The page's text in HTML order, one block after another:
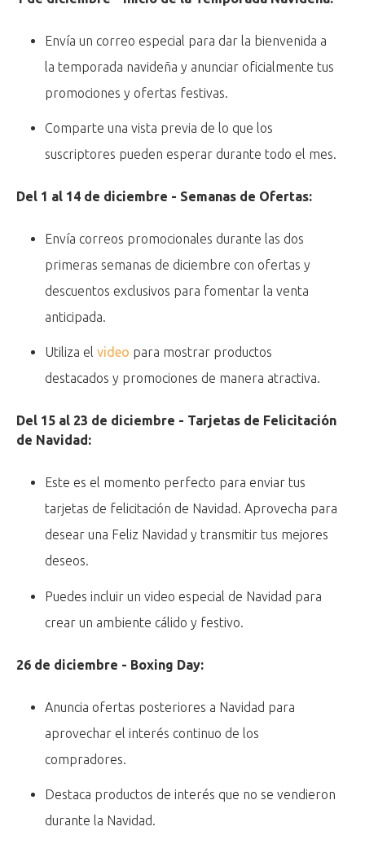
Envía un correo especial para dar la bienvenida a
la temporada navideña y anunciar oficialmente tus
promociones y ofertas festivas.
Comparte una vista previa de lo que los
suscriptores pueden esperar durante todo el mes.
Del 1 al 14 de diciembre - Semanas de Ofertas:
Envía correos promocionales durante las dos
primeras semanas de diciembre con ofertas y
descuentos exclusivos para fomentar la venta
anticipada.
Utiliza elvideo para mostrar productos
destacados y promociones de manera atractiva.
Del 15 al 23 de diciembre - Tarjetas de Felicitación
de Navidad:
Este es el momento perfecto para enviar tus
tarjetas de felicitación de Navidad. Aprovecha para
desear una Feliz Navidad y transmitir tus mejores
deseos.
Puedes incluir un video especial de Navidad para
crear un ambiente cálido y festivo.
26 de diciembre - Boxing Day:
Anuncia ofertas posteriores a Navidad para
aprovechar el interés continuo de los
compradores.
Destaca productos de interés que no se vendieron
durante la Navidad.